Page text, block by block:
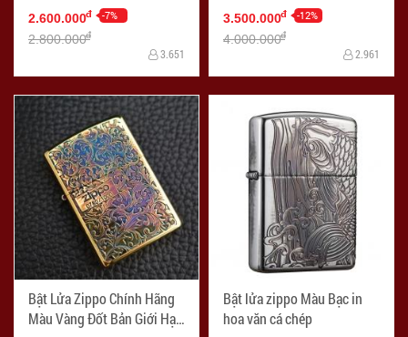
2.600.000đ -7%
2.800.000đ
3.651
3.500.000đ -12%
4.000.000đ
2.961
Bật Lửa Zippo Chính Hãng
Màu Vàng Đốt Bản Giới Hạn
Bật lửa zippo Màu Bạc in
hoa văn cá chép